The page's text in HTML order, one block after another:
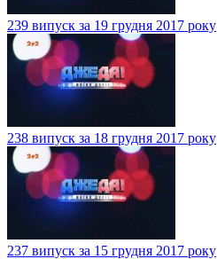
239 випуск за 19 грудня 2017 року
238 випуск за 18 грудня 2017 року
237 випуск за 15 грудня 2017 року